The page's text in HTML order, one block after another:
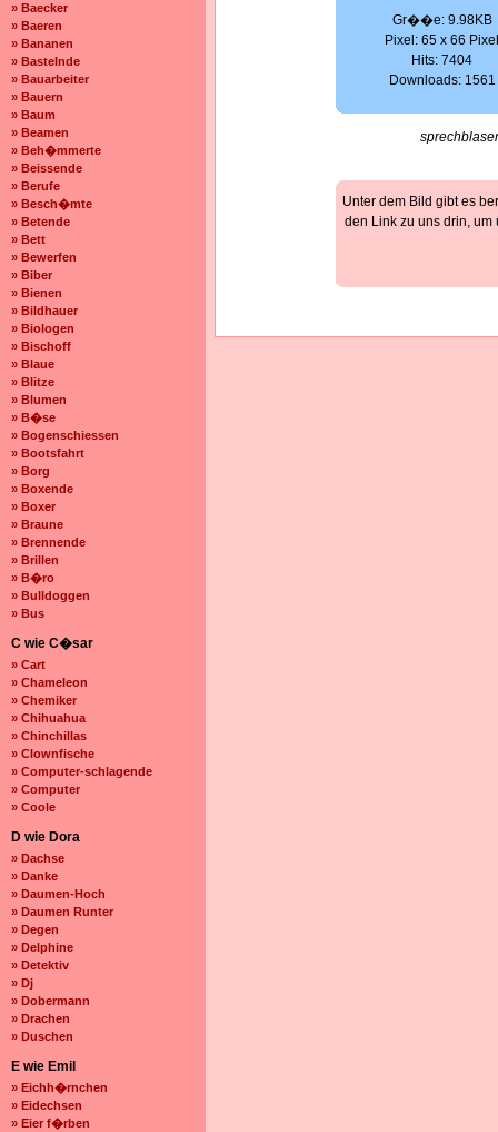
» Baecker
» Baeren
» Bananen
» Bastelnde
» Bauarbeiter
» Bauern
» Baum
» Beamen
» Beh�mmerte
» Beissende
» Berufe
» Besch�mte
» Betende
» Bett
» Bewerfen
» Biber
» Bienen
» Bildhauer
» Biologen
» Bischoff
» Blaue
» Blitze
» Blumen
» B�se
» Bogenschiessen
» Bootsfahrt
» Borg
» Boxende
» Boxer
» Braune
» Brennende
» Brillen
» B�ro
» Bulldoggen
» Bus
C wie C�sar
» Cart
» Chameleon
» Chemiker
» Chihuahua
» Chinchillas
» Clownfische
» Computer-schlagende
» Computer
» Coole
D wie Dora
» Dachse
» Danke
» Daumen-Hoch
» Daumen Runter
» Degen
» Delphine
» Detektiv
» Dj
» Dobermann
» Drachen
» Duschen
E wie Emil
» Eichh�rnchen
» Eidechsen
» Eier f�rben
Gr��e: 9.98KB
Pixel: 65 x 66
Hits: 7404
Downloads: 1561
Unter dem Bild gibt es
den Link zu uns drin,